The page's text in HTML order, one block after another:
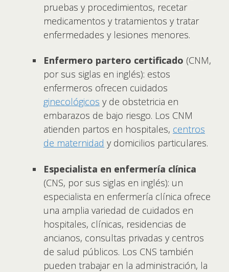
pruebas y procedimientos, recetar
medicamentos y tratamientos y tratar
enfermedades y lesiones menores.
Enfermero partero certificado (CNM,
por sus siglas en inglés): estos
enfermeros ofrecen cuidados
ginecológicos y de obstetricia en
embarazos de bajo riesgo. Los CNM
atienden partos en hospitales, centros
de maternidad y domicilios particulares.
Especialista en enfermería clínica
(CNS, por sus siglas en inglés): un
especialista en enfermería clínica ofrece
una amplia variedad de cuidados en
hospitales, clínicas, residencias de
ancianos, consultas privadas y centros
de salud públicos. Los CNS también
pueden trabajar en la administración, la